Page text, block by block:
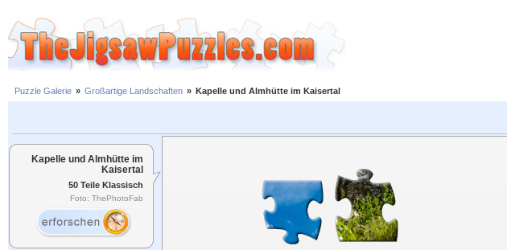
Puzzle Galerie » Großartige Landschaften » Kapelle und Almhütte im Kaisertal
Kapelle und Almhütte im
Kaisertal
50 Teile Klassisch
Foto: ThePhotoFab